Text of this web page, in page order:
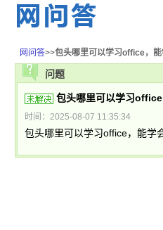
网问答>>包头哪里可以学习office，
问题
包头哪里可以学习
时间：2025-08-07 11:35:34
包头哪里可以学习office，能学